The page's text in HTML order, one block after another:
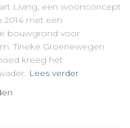
Living, een woonconcept
2014 met een
bouwgrond voor
Tineke Groenewegen
kreeg het
Lees verder